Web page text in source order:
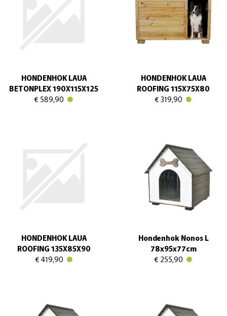
HONDENHOK LAUA
BETONPLEX 190X115X125
€ 589,90
HONDENHOK LAUA
ROOFING 115X75X80
€ 319,90
HONDENHOK LAUA
ROOFING 135X85X90
€ 419,90
Hondenhok Nonos L
78x95x77cm
€ 255,90